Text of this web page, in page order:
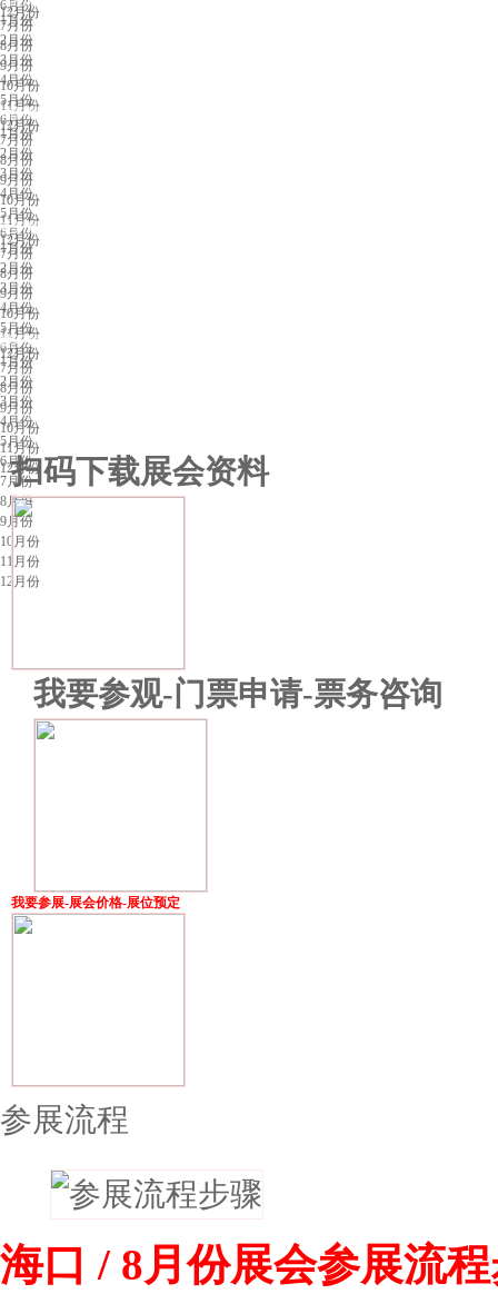
12月份
6月份
7月份
8月份
9月份
10月份
11月份
12月份
1月份
2月份
3月份
4月份
5月份
6月份
7月份
8月份
9月份
10月份
11月份
12月份
福州展会排期
1月份
2月份
3月份
4月份
5月份
6月份
7月份
8月份
9月份
10月份
11月份
12月份
兰州展会排期
1月份
2月份
3月份
4月份
5月份
6月份
7月份
8月份
9月份
10月份
11月份
12月份
昆明展会排期
1月份
2月份
3月份
4月份
5月份
6月份
7月份
8月份
9月份
10月份
11月份
12月份
扫码下载展会资料
我要参观-门票申请-票务咨询
我要参展-展会价格-展位预定
参展流程
海口 / 8月份展会参展流